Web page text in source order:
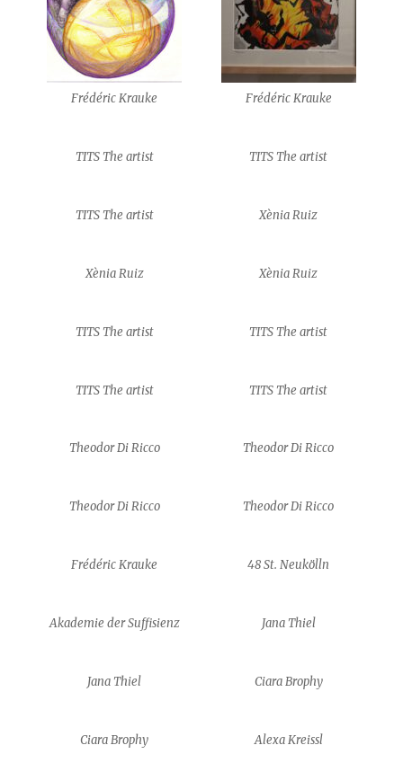
Frédéric Krauke Frédéric Krauke
TITS The artist TITS The artist
TITS The artist Xènia Ruiz
Xènia Ruiz Xènia Ruiz
TITS The artist TITS The artist
TITS The artist TITS The artist
Theodor Di Ricco Theodor Di Ricco
Theodor Di Ricco Theodor Di Ricco
Frédéric Krauke 48 St. Neukölln
Akademie der Suffisienz Jana Thiel
Jana Thiel Ciara Brophy
Ciara Brophy Alexa Kreissl